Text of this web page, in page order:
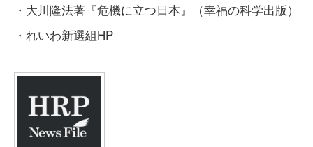
・大川隆法著『危機に立つ日本』（幸福の科学出版）
・れいわ新選組HP